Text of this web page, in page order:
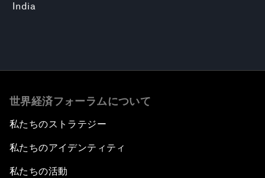
India
世界経済フォーラムについて
私たちのストラテジー
私たちのアイデンティティ
私たちの活動